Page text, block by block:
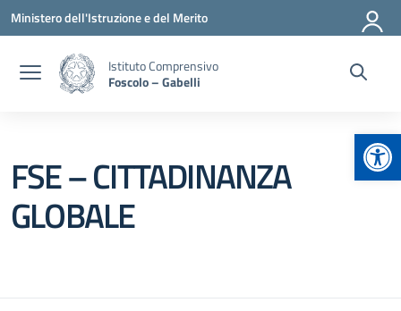
Vai ai contenuti
Vai al menu di navigazione
Vai al footer
Ministero dell'Istruzione e del Merito
Istituto Comprensivo
Foscolo – Gabelli
FSE – CITTADINANZA
GLOBALE